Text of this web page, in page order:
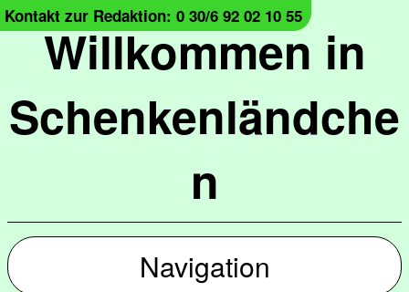
Willkommen in
Schenkenländche
n
Kontakt zur Redaktion: 0 30/6 92 02 10 55
Navigation